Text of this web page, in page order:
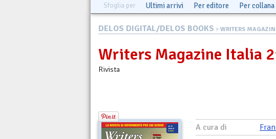
Sfoglia per Ultimi arrivi Per editore Per collana
DELOS DIGITAL/DELOS BOOKS > WRITERS
Writers Magazine Italia
Rivista
A cura di